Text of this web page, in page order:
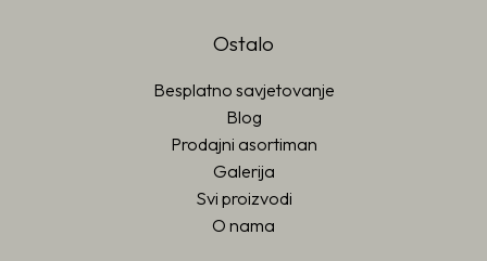
Ostalo
Besplatno savjetovanje
Blog
Prodajni asortiman
Galerija
Svi proizvodi
O nama